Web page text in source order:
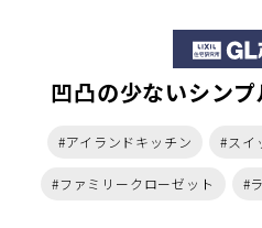
凹凸の少ないシン
#アイランドキッチン #スイ
#ファミリークローゼット #